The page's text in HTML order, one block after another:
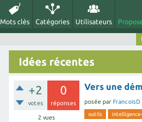
Mots clés Catégories Utilisateurs
Idées récentes
+2
votes
0
réponses
2 vues
Vers une
posée par FrancoisD
outils